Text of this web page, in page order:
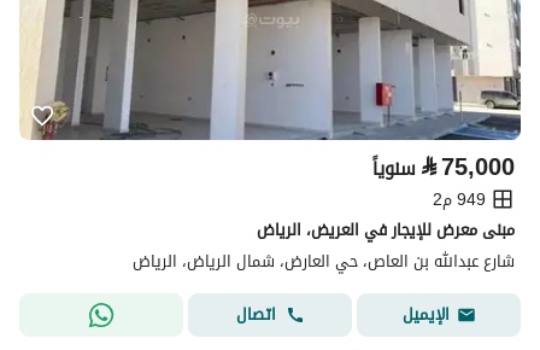
⃁75,000 سنوياً
949 م2
مبنى معرض للإيجار في العريض، الرياض
شارع عبدالله بن العاص، حي العارض، شمال الرياض، الرياض
الإيميل
اتصال